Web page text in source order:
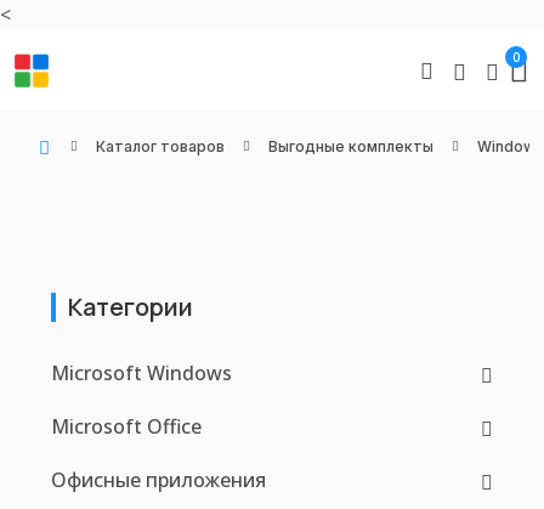
<
0
Каталог товаров Выгодные комплекты
Категории
Microsoft Windows
Microsoft Office
Офисные приложения